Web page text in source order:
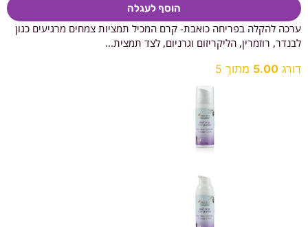
הוסף לעגלה
ערכה להקלה בפריחה כואבת- קרם המכיל תמציות צמחים מרגיעים כגון
לבנדר, רוזמרין, הליקריזום וגרניום, לצד תמצית...
דורג 5.00 מתוך 5